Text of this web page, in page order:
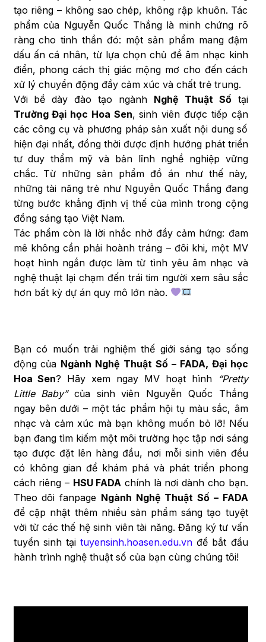
tạo riêng – không sao chép, không rập khuôn. Tác
phẩm của Nguyễn Quốc Thắng là minh chứng rõ
ràng cho tinh thần đó: một sản phẩm mang đậm
dấu ấn cá nhân, từ lựa chọn chủ đề âm nhạc kinh
điển, phong cách thị giác mộng mơ cho đến cách
xử lý chuyển động đầy cảm xúc và chất trẻ trung.
Với bề dày đào tạo ngành Nghệ Thuật Sốtại
Trường Đại học Hoa Sen, sinh viên được tiếp cận
các công cụ và phương pháp sản xuất nội dung số
hiện đại nhất, đồng thời được định hướng phát triển
tư duy thẩm mỹ và bản lĩnh nghề nghiệp vững
chắc. Từ những sản phẩm đồ án như thế này,
những tài năng trẻ như Nguyễn Quốc Thắng đang
từng bước khẳng định vị thế của mình trong cộng
đồng sáng tạo Việt Nam.
Tác phẩm còn là lời nhắc nhở đầy cảm hứng: đam
mê không cần phải hoành tráng – đôi khi, một MV
hoạt hình ngắn được làm từ tình yêu âm nhạc và
nghệ thuật lại chạm đến trái tim người xem sâu sắc
hơn bất kỳ dự án quy mô lớn nào.
Bạn có muốn trải nghiệm thế giới sáng tạo sống
động của Ngành Nghệ Thuật Số – FADA, Đại học
Hoa Sen? Hãy xem ngay MV hoạt hình
“Pretty
Little Baby”của sinh viên Nguyễn Quốc Thắng
ngay bên dưới – một tác phẩm hội tụ màu sắc, âm
nhạc và cảm xúc mà bạn không muốn bỏ lỡ! Nếu
bạn đang tìm kiếm một môi trường học tập nơi sáng
tạo được đặt lên hàng đầu, nơi mỗi sinh viên đều
có không gian để khám phá và phát triển phong
cách riêng – HSU FADA chính là nơi dành cho bạn.
Theo dõi fanpage Ngành Nghệ Thuật Số – FADA
để cập nhật thêm nhiều sản phẩm sáng tạo tuyệt
vời từ các thế hệ sinh viên tài năng. Đăng ký tư vấn
tuyển sinh tại tuyensinh.hoasen.edu.vn để bắt đầu
hành trình nghệ thuật số của bạn cùng chúng tôi!